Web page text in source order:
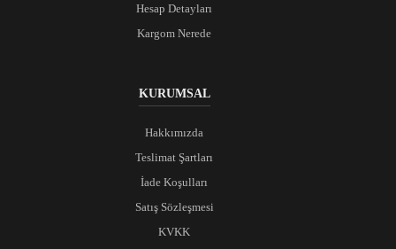
Hesap Detayları
Kargom Nerede
KURUMSAL
Hakkımızda
Teslimat Şartları
İade Koşulları
Satış Sözleşmesi
KVKK